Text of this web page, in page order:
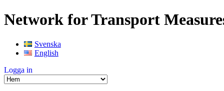
Network for Transport
Svenska
English
Logga in